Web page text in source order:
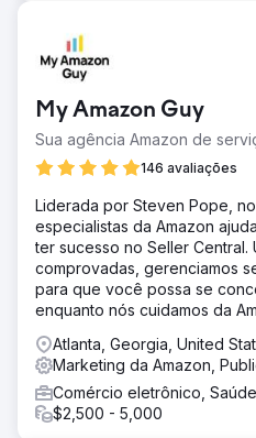
My Amazon Guy
Sua agência Amazon de
146 avaliações
Liderada por Steven Pope,
especialistas da Amazon
ter sucesso no Seller Central.
comprovadas, gerenciamos
para que você possa se
enquanto nós cuidamos da
Atlanta, Georgia, United
Marketing da Amazon,
Comércio eletrônico,
$2,500 - 5,000